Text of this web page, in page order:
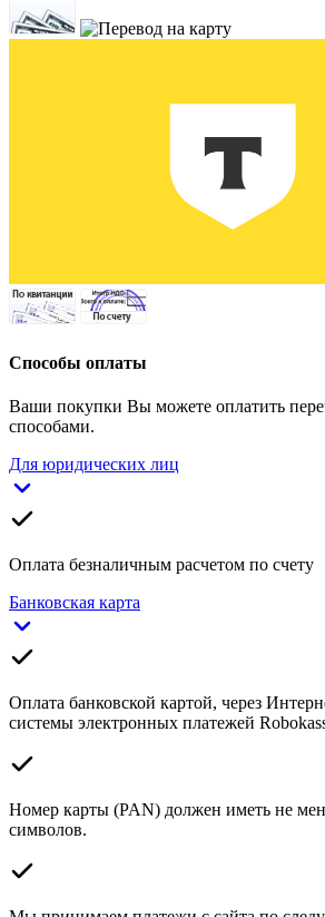
Способы оплаты
Ваши покупки Вы можете оплатить
способами.
Для юридических лиц
Оплата безналичным расчетом по счету
Банковская карта
Оплата банковской картой, через
системы электронных платежей
Номер карты (PAN) должен иметь не
символов.